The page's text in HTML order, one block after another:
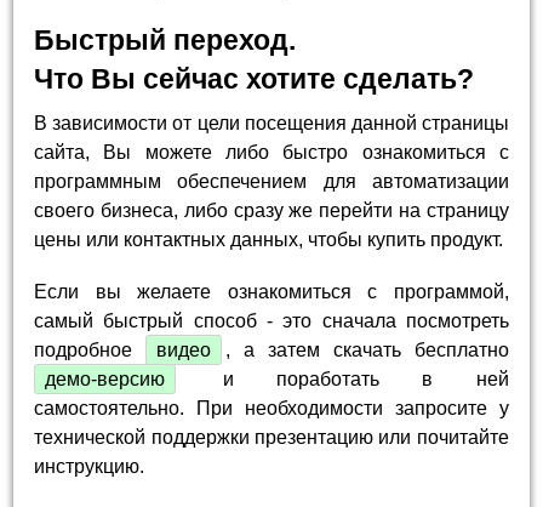
Быстрый переход.
Что Вы сейчас хотите сделать?
В зависимости от цели посещения данной страницы
сайта, Вы можете либо быстро ознакомиться с
программным обеспечением для автоматизации
своего бизнеса, либо сразу же перейти на страницу
цены или контактных данных, чтобы купить продукт.
Если вы желаете ознакомиться с программой,
самый быстрый способ - это сначала посмотреть
подробное
видео
, а затем скачать бесплатно
демо-версию
и поработать в ней
самостоятельно. При необходимости запросите у
технической поддержки презентацию или почитайте
инструкцию.